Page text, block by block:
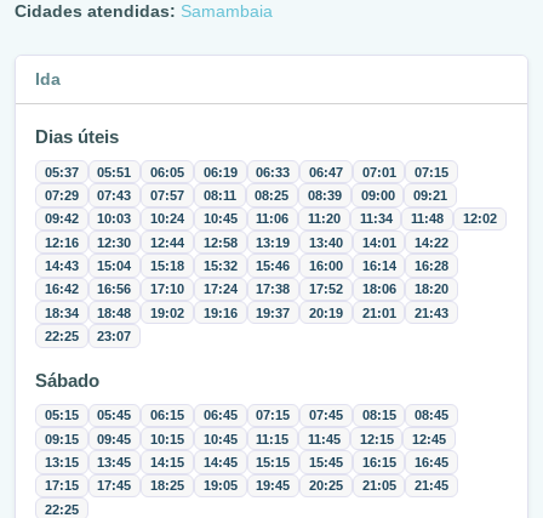
Cidades atendidas: Samambaia
Ida
Dias úteis
05:37 05:51 06:05 06:19 06:33 06:47 07:01
07:15
07:29
07:43 07:57 08:11 08:25 08:39 09:00
09:21
09:42
10:03 10:24 10:45 11:06 11:20 11:34 11:48
12:02
12:16
12:30 12:44 12:58 13:19 13:40 14:01
14:22
14:43
15:04 15:18 15:32 15:46 16:00 16:14
16:28
16:42
16:56 17:10 17:24 17:38 17:52 18:06
18:20
18:34
18:48 19:02 19:16 19:37 20:19 21:01
21:43
22:25
23:07
Sábado
05:15 05:45 06:15 06:45 07:15 07:45 08:15
08:45
09:15
09:45 10:15 10:45 11:15 11:45 12:15
12:45
13:15
13:45 14:15 14:45 15:15 15:45 16:15
16:45
17:15
17:45 18:25 19:05 19:45 20:25 21:05
21:45
22:25